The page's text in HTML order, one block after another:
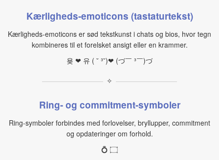
Kærligheds-emoticons (tastaturtekst)
Kærligheds-emoticons er sød tekstkunst i chats og bios, hvor tegn
kombineres til et forelsket ansigt eller en krammer.
욪 ❤ 유 ( ˘ ³˘)❤ (づ￣ ³￣)づ
✧
Ring- og commitment-symboler
Ring-symboler forbindes med forlovelser, bryllupper, commitment
og opdateringer om forhold.
💍 ۝